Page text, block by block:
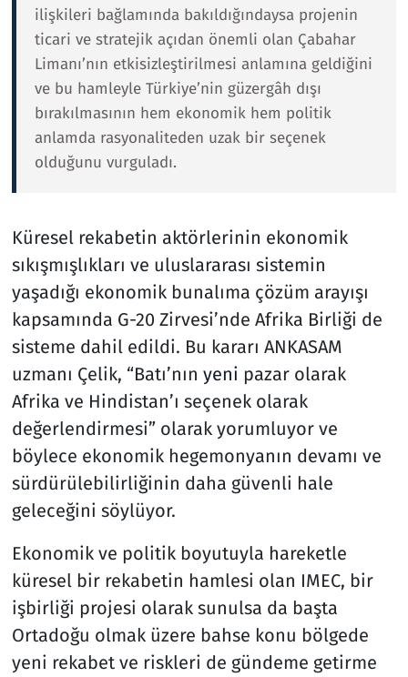
ilişkileri bağlamında bakıldığındaysa projenin
ticari ve stratejik açıdan önemli olan Çabahar
Limanı’nın etkisizleştirilmesi anlamına geldiğini
ve bu hamleyle Türkiye’nin güzergâh dışı
bırakılmasının hem ekonomik hem politik
anlamda rasyonaliteden uzak bir seçenek
olduğunu vurguladı.
Küresel rekabetin aktörlerinin ekonomik
sıkışmışlıkları ve uluslararası sistemin
yaşadığı ekonomik bunalıma çözüm arayışı
kapsamında G-20 Zirvesi’nde Afrika Birliği de
sisteme dahil edildi. Bu kararı ANKASAM
uzmanı Çelik, “Batı’nın yeni pazar olarak
Afrika ve Hindistan’ı seçenek olarak
değerlendirmesi” olarak yorumluyor ve
böylece ekonomik hegemonyanın devamı ve
sürdürülebilirliğinin daha güvenli hale
geleceğini söylüyor.
Ekonomik ve politik boyutuyla hareketle
küresel bir rekabetin hamlesi olan IMEC, bir
işbirliği projesi olarak sunulsa da başta
Ortadoğu olmak üzere bahse konu bölgede
yeni rekabet ve riskleri de gündeme getirme